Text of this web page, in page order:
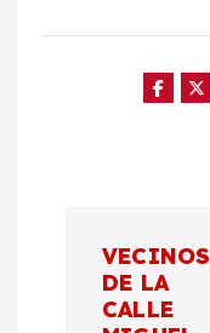
VECINOS
DE LA
CALLE